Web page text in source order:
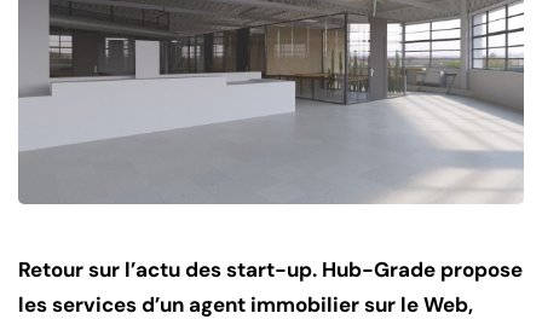
Retour sur l’actu des start-up. Hub-Grade propose
les services d’un agent immobilier sur le Web,